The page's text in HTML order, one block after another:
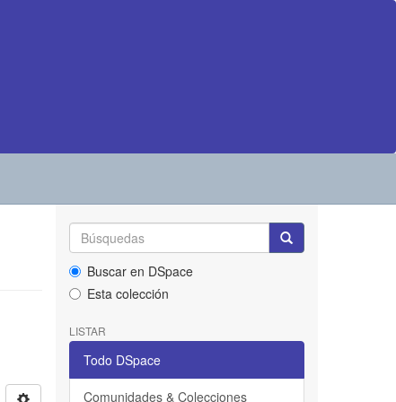
Buscar en DSpace
Esta colección
LISTAR
Todo DSpace
Comunidades & Colecciones